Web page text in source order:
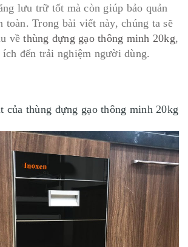
lưu trữ tốt mà còn giúp bảo quản
toàn. Trong bài viết này, chúng ta sẽ
vềthùng đựng gạo thông minh 20kg,
đến trải nghiệm người dùng.
của thùng đựng gạo thông minh 20kg